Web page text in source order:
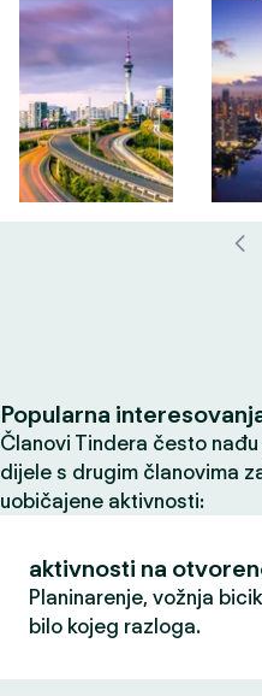
Popularna
Članovi Tindera često
dijele s drugim članovima
uobičajene aktivnosti:
aktivnosti na
Planinarenje, vožnja
bilo kojeg razloga.